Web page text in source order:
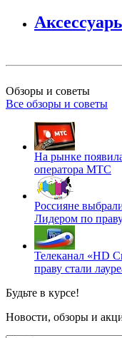
Обзоры и советы
Все обзоры и советы
На рынке
оператора МТС
Россияне
Лидером по
Телеканал «HD
праву стали
Будьте в курсе!
Новости, обзоры и